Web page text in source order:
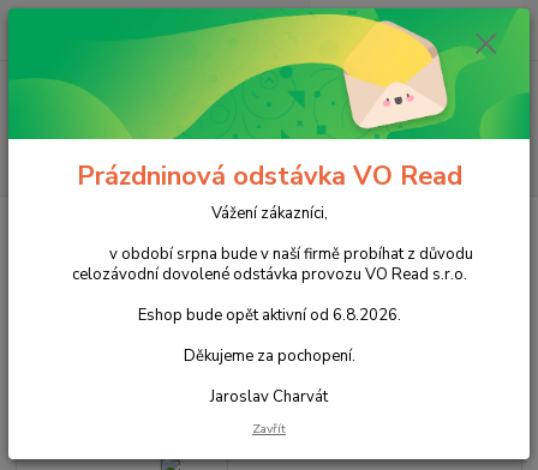
Po - Pá 8 - 14h
ks
za 0,00 Kč
Nečokoládové cukrovinky
Manner Mozart Mignon 300g cena za kartonové balení
Manner Mozart Mignon 300g
cena za kartonové balení
Prázdninová odstávka VO Read
Vážení zákazníci,
v období srpna bude v naší firmě probíhat z důvodu
celozávodní dovolené odstávka provozu VO Read s.r.o.
Eshop bude opět aktivní od 6.8.2026.
Děkujeme za pochopení.
Jaroslav Charvát
Zavřít